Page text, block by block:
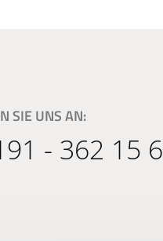
SIE UNS AN:
- 362 15 6